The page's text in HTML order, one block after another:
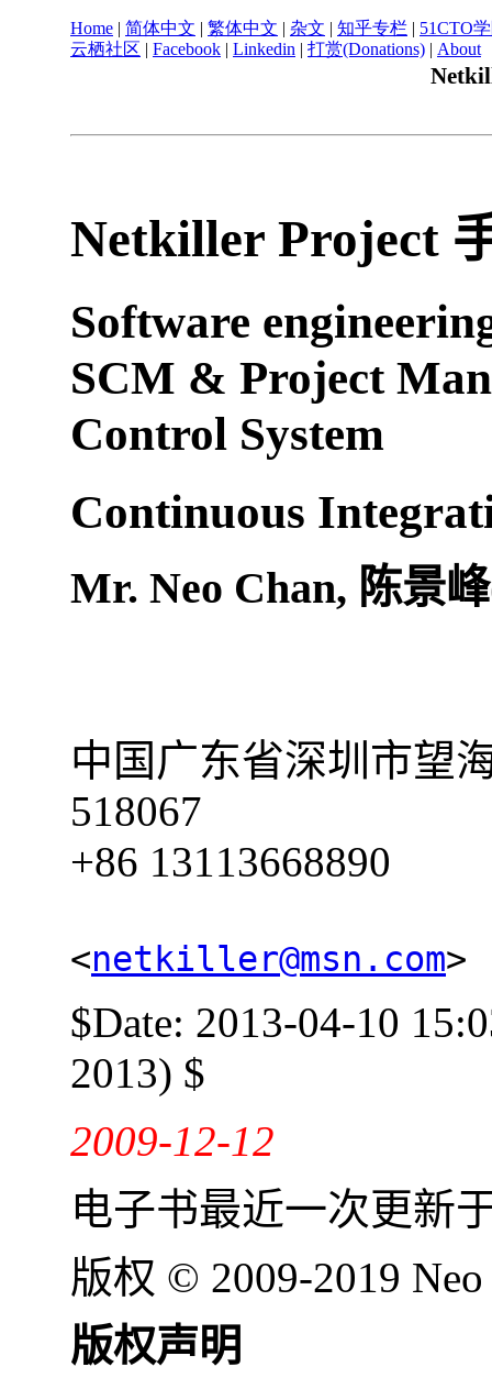
Home | 简体中文 | 繁体中文 | 杂文 | 知乎专栏 | 51CTO
云栖社区 | Facebook | Linkedin | 打赏(Donations) | About
Netkiller Project
Software
SCM & Project
Control System
Continuous
Mr. Neo Chan, 陈景
中国 广东省深圳市望
518067
+86 13113668890
<netkiller@msn.com>
$Date: 2013-04-10
2013) $
2009-12-12
电子书最近一次更新
版权 © 2009-2019 Neo
版权声明